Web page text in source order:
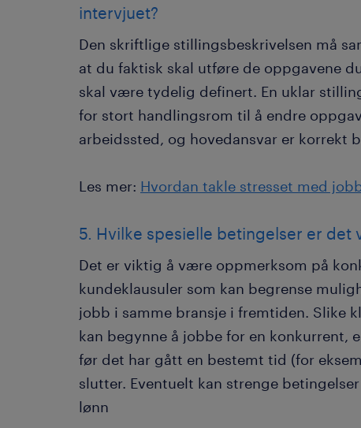
intervjuet?
Den skriftlige stillingsbeskrivelsen må
at du faktisk skal utføre de oppgavene
skal være tydelig definert. En uklar
for stort handlingsrom til å endre
arbeidssted, og hovedansvar er korrekt
Les mer: Hvordan takle stresset med
5. Hvilke spesielle betingelser er
Det er viktig å være oppmerksom på
kundeklausuler som kan begrense
jobb i samme bransje i fremtiden. Slike
kan begynne å jobbe for en konkurrent,
før det har gått en bestemt tid (for
slutter. Eventuelt kan strenge
lønn